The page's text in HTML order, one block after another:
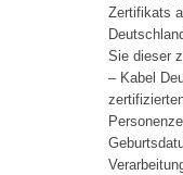
Zertifikats
Sie dieser
– Kabel